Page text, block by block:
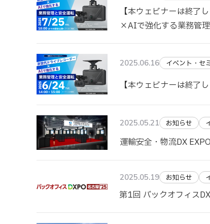
【本ウェビナーは終了
×AIで強化する業務管理
2025.06.16 イベント・セ
【本ウェビナーは終了
2025.05.21 お知らせ
運輸安全・物流DX
2025.05.19 お知らせ
第1回 バックオフィス